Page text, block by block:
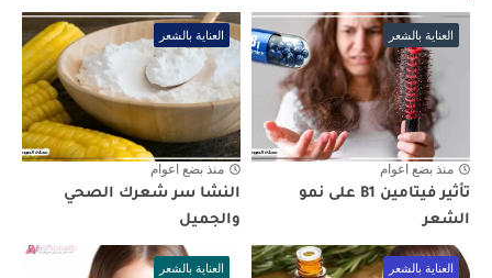
العناية بالشعر
منذ بضع اعوام
تأثير فيتامين B1 على نمو
الشعر
العناية بالشعر
منذ بضع اعوام
النشا سر شعرك الصحي
والجميل
العناية بالشعر العناية بالشعر